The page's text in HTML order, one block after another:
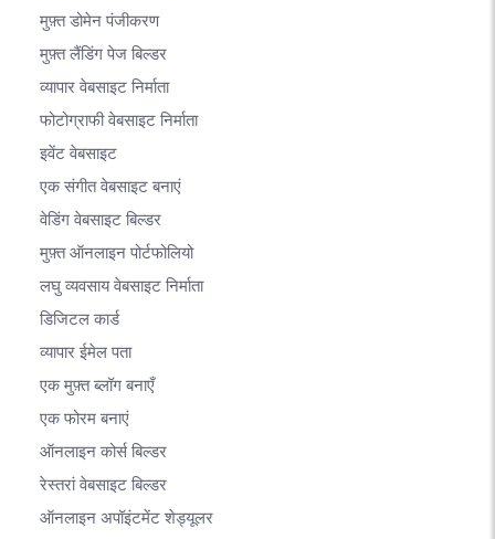
मुफ़्त डोमेन पंजीकरण
मुफ़्त लैंडिंग पेज बिल्डर
व्यापार वेबसाइट निर्माता
फोटोग्राफी वेबसाइट निर्माता
इवेंट वेबसाइट
एक संगीत वेबसाइट बनाएं
वेडिंग वेबसाइट बिल्डर
मुफ़्त ऑनलाइन पोर्टफोलियो
लघु व्यवसाय वेबसाइट निर्माता
डिजिटल कार्ड
व्यापार ईमेल पता
एक मुफ़्त ब्लॉग बनाएँ
एक फोरम बनाएं
ऑनलाइन कोर्स बिल्डर
रेस्तरां वेबसाइट बिल्डर
ऑनलाइन अपॉइंटमेंट शेड्यूलर